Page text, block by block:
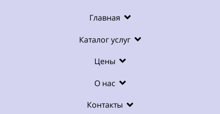
Главная
Каталог услуг
Цены
О нас
Контакты